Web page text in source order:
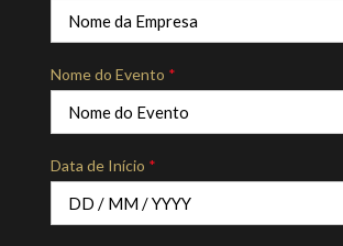
Nome do Evento *
Data de Início *